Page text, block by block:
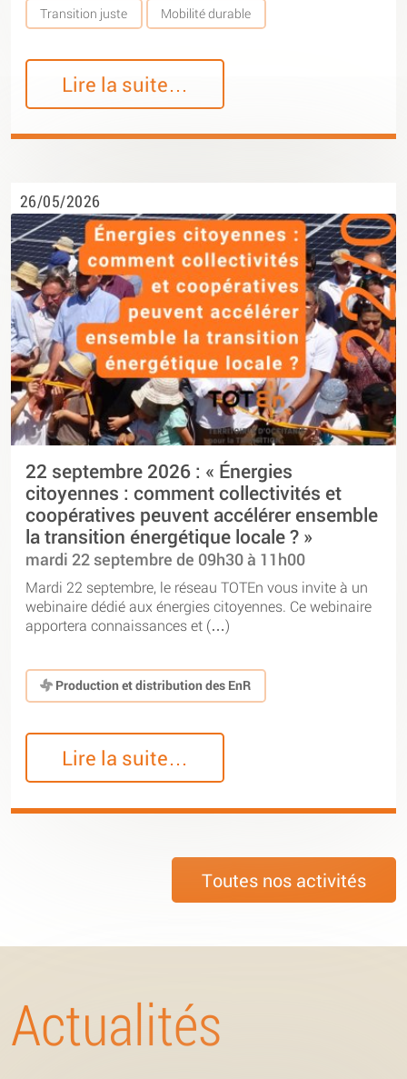
Transition juste Mobilité durable
Lire la suite…
26/05/2026
22 septembre 2026 : « Énergies
citoyennes : comment collectivités et
coopératives peuvent accélérer ensemble
la transition énergétique locale ? »
mardi 22 septembre de 09h30 à 11h00
Mardi 22 septembre, le réseau TOTEn vous invite à un
webinaire dédié aux énergies citoyennes. Ce webinaire
apportera connaissances et (…)
Production et distribution des EnR
Lire la suite…
Toutes nos activités
Actualités